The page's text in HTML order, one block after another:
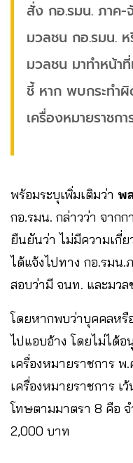
สั่ง กอ.รมน. ภาค
มวลชน กอ.รมน. ห
มวลชน มาทำหน้
ชี้ หาก พบกระทำ
เครื่องหมายราชก
พร้อมระบุเพิ่มเติมว่า พ
กอ.รมน. กล่าวว่า จาก
ยืนยันว่า ไม่มีความเกี่ย
ได้แจ้งไปทาง กอ.รมน.
สอบว่ามี จนท. และมวล
โดยหากพบว่าบุคคลหรื
ไปแอบอ้าง โดยไม่ได้
เครื่องหมายราชการ
เครื่องหมายราชการ
โทษตามมาตรา 8 คือ
2,000 บาท